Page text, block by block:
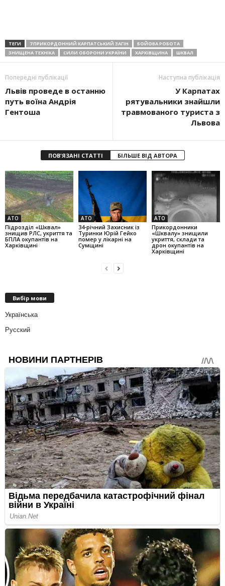
ТЕГИ 7 ПРИКОРДОННИЙ КАРПАТСЬКИЙ ЗАГІН
БОЙОВА РОБОТА
ЗНИЩЕНА ТЕХНІКА
СИЛИ ОБОРОНИ УКРАЇНИ ХАРКІВЩИНА ШКВАЛ
Попередні публікації
Львів проведе в останню
путь воїна Андрія
Гентоша
Наступна публікація
У Карпатах
рятувальники знайшли
травмованого туриста з
Львова
ПОВ'ЯЗАНІ СТАТТІ БІЛЬШЕ ВІД АВТОРА
АТО
Підрозділ «Шквал»
знищив РЛС, укриття та
БПЛА окупантів на
Харківщині
АТО
34-річний Захисник із
Туринки Юрій Гейко
помер у лікарні на
Сумщині
АТО
Прикордонники
«Шквалу» знищили
укриття, склади та
дрон окупантів на
Харківщині
Вибір мови
Українська
Русский